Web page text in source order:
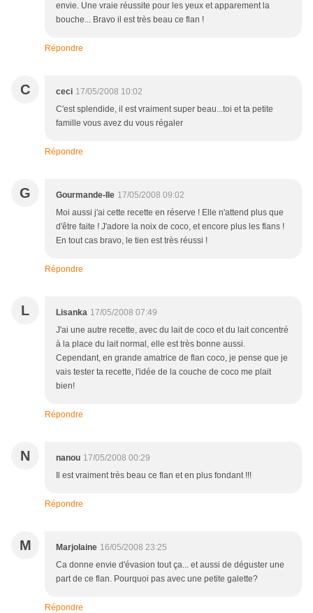
envie. Une vraie réussite pour les yeux et apparement la
bouche... Bravo il est très beau ce flan !
Répondre
C ceci 17/05/2008 10:02
C'est splendide, il est vraiment super beau...toi et ta petite
famille vous avez du vous régaler
Répondre
G Gourmande-Ile 17/05/2008 09:02
Moi aussi j'ai cette recette en réserve ! Elle n'attend plus que
d'être faite ! J'adore la noix de coco, et encore plus les flans !
En tout cas bravo, le tien est très réussi !
Répondre
L Lisanka 17/05/2008 07:49
J'ai une autre recette, avec du lait de coco et du lait concentré
à la place du lait normal, elle est très bonne aussi.
Cependant, en grande amatrice de flan coco, je pense que je
vais tester ta recette, l'idée de la couche de coco me plait
bien!
Répondre
N nanou 17/05/2008 00:29
Il est vraiment très beau ce flan et en plus fondant !!!
Répondre
M Marjolaine 16/05/2008 23:25
Ca donne envie d'évasion tout ça... et aussi de déguster une
part de ce flan. Pourquoi pas avec une petite galette?
Répondre